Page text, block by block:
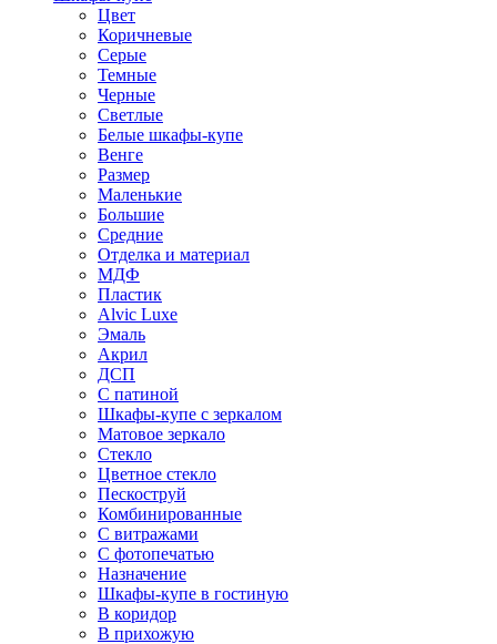
Цвет
Коричневые
Серые
Темные
Черные
Светлые
Белые шкафы-купе
Венге
Размер
Маленькие
Большие
Средние
Отделка и материал
МДФ
Пластик
Alvic Luxe
Эмаль
Акрил
ДСП
С патиной
Шкафы-купе с зеркалом
Матовое зеркало
Стекло
Цветное стекло
Пескоструй
Комбинированные
С витражами
С фотопечатью
Назначение
Шкафы-купе в гостиную
В коридор
В прихожую